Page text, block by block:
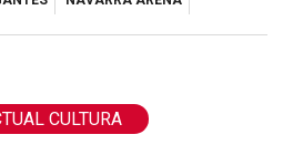
CULTURA